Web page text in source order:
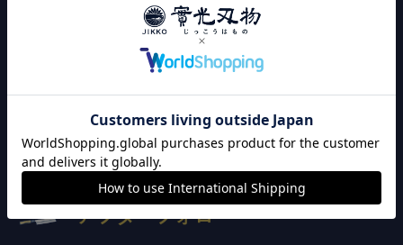
カスタマイズ加工
安心の
アフターフォロー